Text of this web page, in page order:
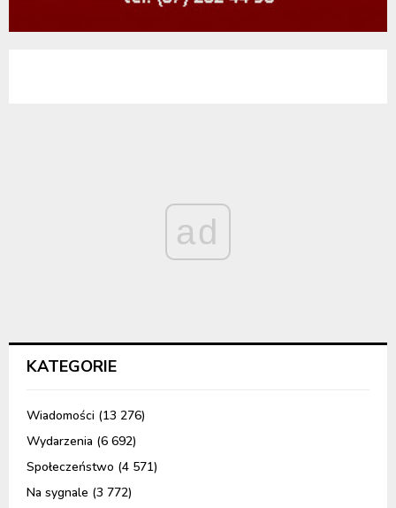
ad
KATEGORIE
Wiadomości (13 276)
Wydarzenia (6 692)
Społeczeństwo (4 571)
Na sygnale (3 772)